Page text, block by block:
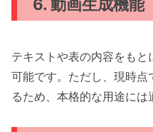
テキストや表の内容をも
可能です。ただし、現時
るため、本格的な用途には